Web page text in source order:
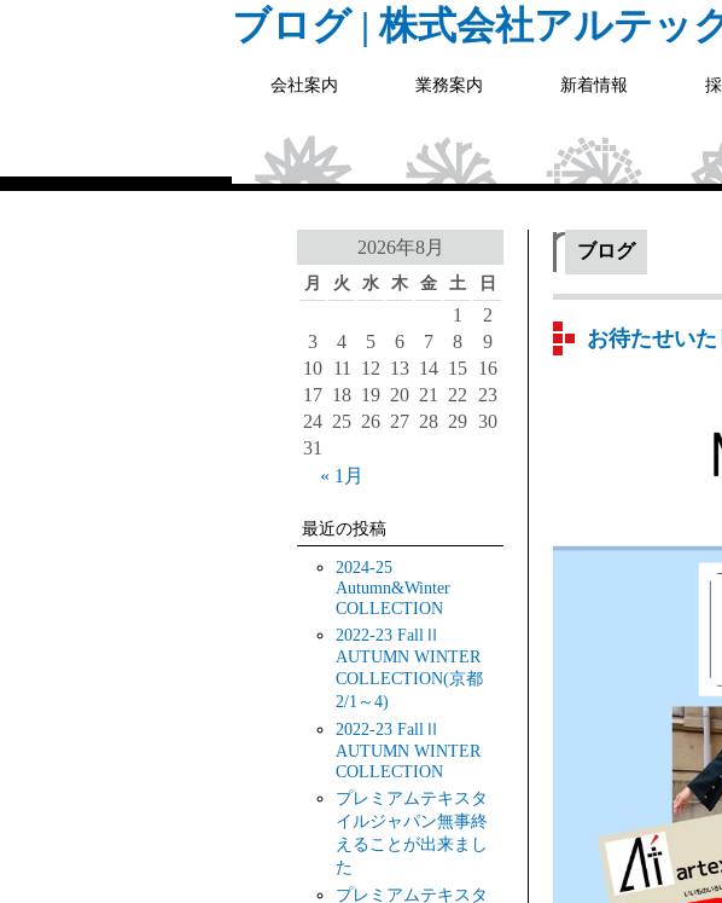
ブログ | 株式会社アルテッ
会社案内 業務案内 新着情報
ブログ
お待たせい
2026年8月
月 火 水 木 金 土 日
« 1月
1
2
3
4 5 6 7 8
9
10 11 12 13 14 15 16
17 18 19 20 21 22
23
24 25 26 27 28 29 30
31
最近の投稿
2024-25
Autumn&Winter
COLLECTION
2022-23 FallⅡ
AUTUMN WINTER
COLLECTION(京都
2/1～4)
2022-23 FallⅡ
AUTUMN WINTER
COLLECTION
プレミアムテキスタ
イルジャパン無事終
えることが出来まし
た
プレミアムテキスタ